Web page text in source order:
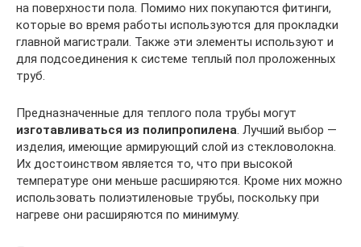
на поверхности пола. Помимо них покупаются фитинги,
которые во время работы используются для прокладки
главной магистрали. Также эти элементы используют и
для подсоединения к системе теплый пол проложенных
труб.
Предназначенные для теплого пола трубы могут
изготавливаться из полипропилена. Лучший выбор —
изделия, имеющие армирующий слой из стекловолокна.
Их достоинством является то, что при высокой
температуре они меньше расширяются. Кроме них можно
использовать полиэтиленовые трубы, поскольку при
нагреве они расширяются по минимуму.